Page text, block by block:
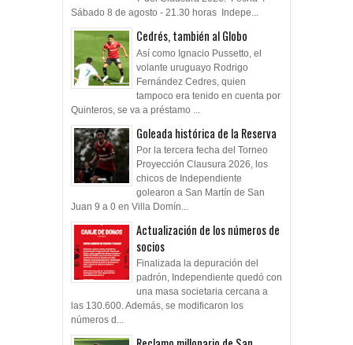
Sábado 8 de agosto - 21.30 horas Indepe...
Cedrés, también al Globo
Así como Ignacio Pussetto, el
volante uruguayo Rodrigo
Fernández Cedres, quien
tampoco era tenido en cuenta por
Quinteros, se va a préstamo ...
Goleada histórica de la Reserva
Por la tercera fecha del Torneo
Proyección Clausura 2026, los
chicos de Independiente
golearon a San Martín de San
Juan 9 a 0 en Villa Domín...
Actualización de los números de
socios
Finalizada la depuración del
padrón, Independiente quedó con
una masa societaria cercana a
las 130.600. Además, se modificaron los
números d...